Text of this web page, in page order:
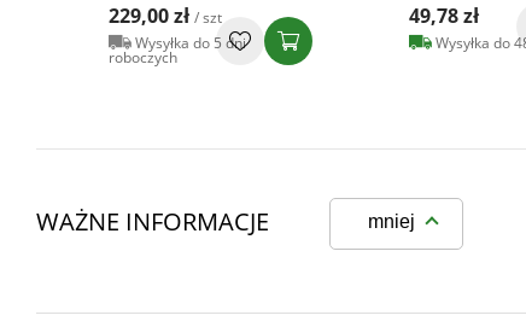
229,00 zł / szt
Wysyłka do 5 dni
roboczych
49,78 zł
Wysyłka do
WAŻNE INFORMACJE mniej